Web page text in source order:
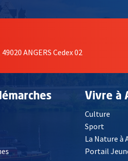
ANGERS Cedex 02
une nouvelle fenêtre
Vivre à
Culture
Sport
La Nature à
Portail